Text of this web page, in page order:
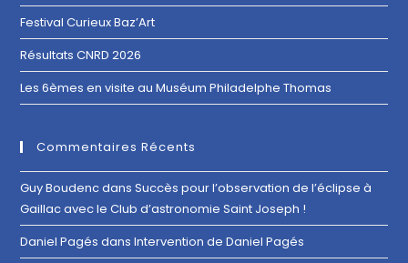
Festival Curieux Baz’Art
Résultats CNRD 2026
Les 6èmes en visite au Muséum Philadelphe Thomas
Commentaires Récents
Guy BoudencdansSuccès pour l’observation de l’éclipse à
Gaillac avec le Club d’astronomie Saint Joseph !
Daniel Pagés dansIntervention de Daniel Pagés